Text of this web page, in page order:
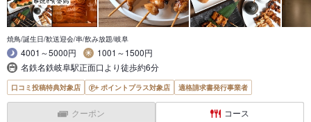
焼鳥/誕生日/歓送迎会/串/飲み放題/岐阜
4001～5000円
1001～1500円
名鉄名鉄岐阜駅正面口より徒歩約6分
口コミ投稿特典対象店 ポイントプラス対象店 適格請求書発行事業者
クーポン コース